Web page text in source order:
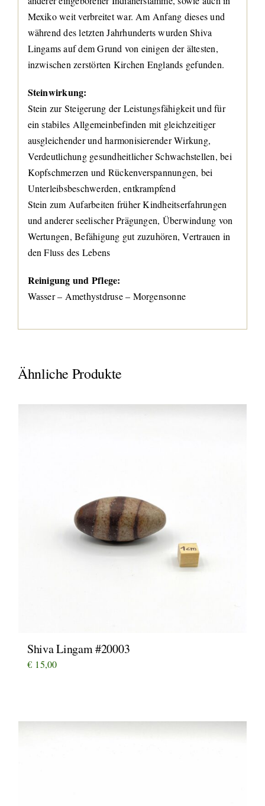
Mexiko weit verbreitet war. Am Anfang dieses und
während des letzten Jahrhunderts wurden Shiva
Lingams auf dem Grund von einigen der ältesten,
inzwischen zerstörten Kirchen Englands gefunden.
Steinwirkung:
Stein zur Steigerung der Leistungsfähigkeit und für
ein stabiles Allgemeinbefinden mit gleichzeitiger
ausgleichender und harmonisierender Wirkung,
Verdeutlichung gesundheitlicher Schwachstellen, bei
Kopfschmerzen und Rückenverspannungen, bei
Unterleibsbeschwerden, entkrampfend
Stein zum Aufarbeiten früher Kindheitserfahrungen
und anderer seelischer Prägungen, Überwindung von
Wertungen, Befähigung gut zuzuhören, Vertrauen in
den Fluss des Lebens
Reinigung und Pflege:
Wasser – Amethystdruse – Morgensonne
Ähnliche Produkte
Shiva Lingam #20003
€ 15,00